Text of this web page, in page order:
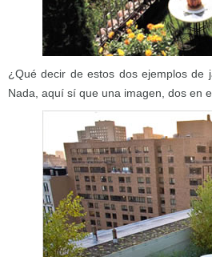
¿Qué decir de estos dos ejemplos de
Nada, aquí sí que una imagen, dos en